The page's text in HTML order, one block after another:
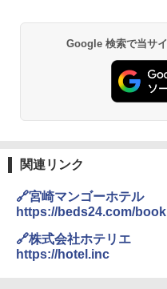
PYKES
ト プラ
人用 折
ーチ ピ
易 トイ
テント
￥5,999
026リニ
コンパ
￥2,980
付き ヒ
関の購入
防災用
Google 検索で当サ
関連リンク
🔗宮崎マンゴーホテル
https://beds24.com/
🔗株式会社ホテリエ
https://hotel.inc